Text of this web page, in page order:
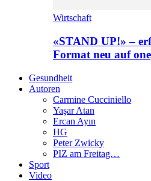
Wirtschaft
«STAND UP!» –
Format neu auf
Gesundheit
Autoren
Carmine Cucciniello
Yaşar Atan
Ercan Ayın
HG
Peter Zwicky
PIZ am Freitag…
Sport
Video